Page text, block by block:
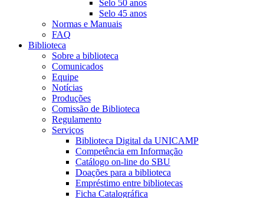
Selo 50 anos
Selo 45 anos
Normas e Manuais
FAQ
Biblioteca
Sobre a biblioteca
Comunicados
Equipe
Notícias
Produções
Comissão de Biblioteca
Regulamento
Serviços
Biblioteca Digital da UNICAMP
Competência em Informação
Catálogo on-line do SBU
Doações para a biblioteca
Empréstimo entre bibliotecas
Ficha Catalográfica